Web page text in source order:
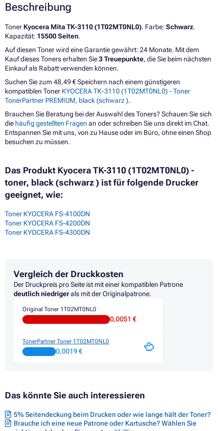
Beschreibung
Toner Kyocera Mita TK-3110 (1T02MT0NL0). Farbe: Schwarz.
Kapazität: 15500 Seiten.
Auf diesen Toner wird eine Garantie gewährt: 24 Monate. Mit dem
Kauf dieses Toners erhalten Sie3 Treuepunkte, die Sie beim nächsten
Einkauf als Rabatt verwenden können.
Suchen Sie zum 48,49 € Speichern nach einem günstigeren
kompatiblen Toner KYOCERA TK-3110 (1T02MT0NL0) - Toner
TonerPartner PREMIUM, black (schwarz ).
Brauchen Sie Beratung bei der Auswahl des Toners? Schauen Sie sich
die häufig gestellten Fragen an oder schreiben Sie uns direkt im Chat.
Entspannen Sie mit uns, von zu Hause oder im Büro, ohne einen Shop
besuchen zu müssen.
Das Produkt Kyocera TK-3110 (1T02MT0NL0) -
toner, black (schwarz ) ist für folgende Drucker
geeignet, wie:
Toner KYOCERA FS-4100DN
Toner KYOCERA FS-4200DN
Toner KYOCERA FS-4300DN
Vergleich der Druckkosten
Der Druckpreis pro Seite ist mit einer kompatiblen Patrone
deutlich niedrigerals mit der Originalpatrone.
Original Toner 1T02MT0NL0
0,0051 €
TonerPartner Toner 1T02MT0NL0
0,0019 €
Das könnte Sie auch interessieren
5% Seitendeckung beim Drucken oder wie lange hält der Toner?
Brauche ich eine neue Patrone oder Kartusche? Wählen Sie